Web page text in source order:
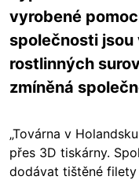
vyrobené
společnosti
rostlinných
zmíněná
„Továrna v
přes 3D tiskárny.
dodávat tištěné filety